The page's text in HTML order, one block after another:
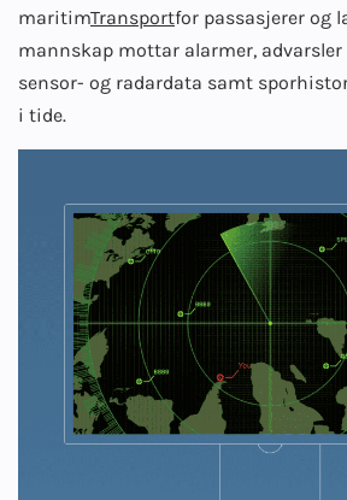
maritimTransportfor passasjerer og
mannskap mottar alarmer, advarsler
sensor- og radardata samt
i tide.